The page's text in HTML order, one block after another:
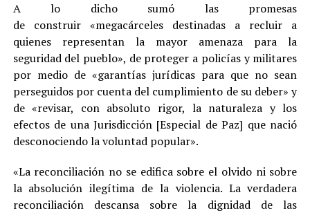
A lo dicho sumó las promesas
de construir «megacárceles destinadas a recluir a
quienes representan la mayor amenaza para la
seguridad del pueblo», de proteger a policías y militares
por medio de «garantías jurídicas para que no sean
perseguidos por cuenta del cumplimiento de su deber» y
de «revisar, con absoluto rigor, la naturaleza y los
efectos de una Jurisdicción [Especial de Paz] que nació
desconociendo la voluntad popular».
«La reconciliación no se edifica sobre el olvido ni sobre
la absolución ilegítima de la violencia. La verdadera
reconciliación descansa sobre la dignidad de las